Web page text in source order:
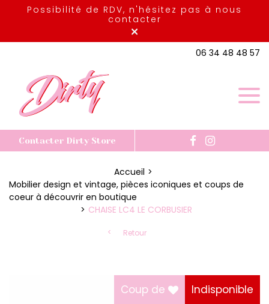
Possibilité de RDV, n'hésitez pas à nous
contacter
×
06 34 48 48 57
Contacter Dirty Store
Accueil
Mobilier design et vintage, pièces iconiques et coups de
coeur à découvrir en boutique
CHAISE LC4 LE CORBUSIER
Retour
Coup de Indisponible